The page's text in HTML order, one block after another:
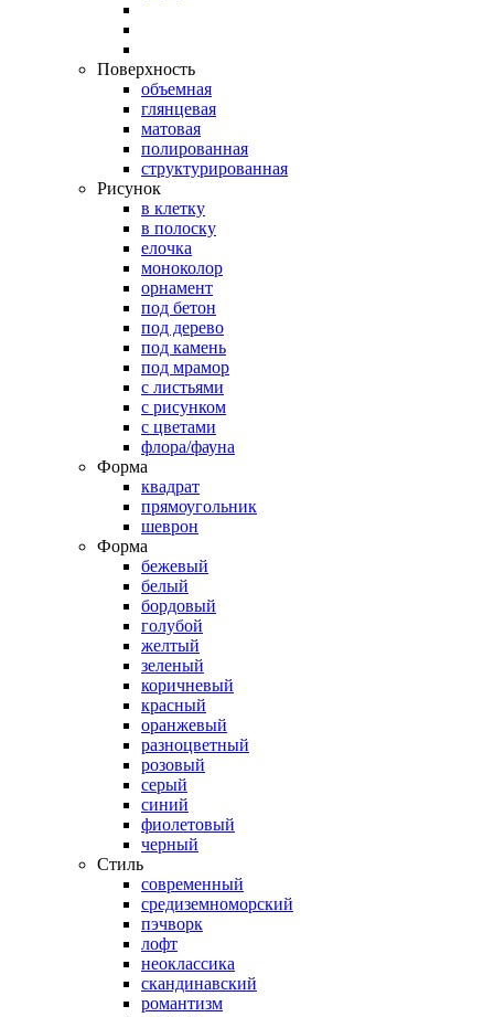
Поверхность
объемная
глянцевая
матовая
полированная
структурированная
Рисунок
в клетку
в полоску
елочка
моноколор
орнамент
под бетон
под дерево
под камень
под мрамор
с листьями
с рисунком
с цветами
флора/фауна
Форма
квадрат
прямоугольник
шеврон
Форма
бежевый
белый
бордовый
голубой
желтый
зеленый
коричневый
красный
оранжевый
разноцветный
розовый
серый
синий
фиолетовый
черный
Стиль
современный
средиземноморский
пэчворк
лофт
неоклассика
скандинавский
романтизм